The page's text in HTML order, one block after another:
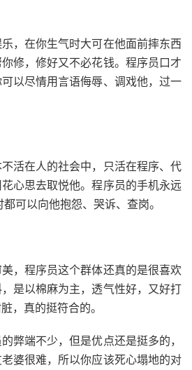
，在你生气时大可在他面前摔东西
修，修好又不必花钱。程序员口才
以尽情用言语侮辱、调戏他，过一
活在人的社会中，只活在程序、代
心思去取悦他。程序员的手机永远
可以向他抱怨、哭诉、查岗。
，程序员这个群体还真的是很喜欢
是以棉麻为主，透气性好，又好打
，真的挺符合的。
弊端不少，但是优点还是挺多的，
婆很难，所以你应该死心塌地的对